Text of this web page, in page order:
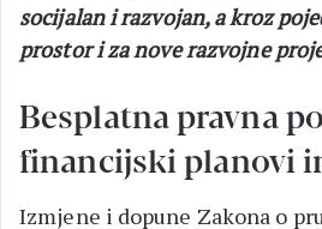
socijalan i razvojan, a kroz
prostor i za nove razvojne
Besplatna pravna
financijski planovi
Izmjene i dopune Zakona o